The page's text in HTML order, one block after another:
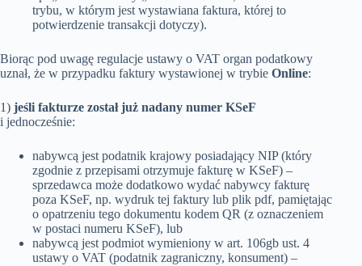
trybu, w którym jest wystawiana faktura, której to
potwierdzenie transakcji dotyczy).
Biorąc pod uwagę regulacje ustawy o VAT organ podatkowy
uznał, że w przypadku faktury wystawionej w trybie Online:
1) jeśli fakturze został już nadany numer KSeF
i jednocześnie:
nabywcą jest podatnik krajowy posiadający NIP (który
zgodnie z przepisami otrzymuje fakturę w KSeF) –
sprzedawca może dodatkowo wydać nabywcy fakturę
poza KSeF, np. wydruk tej faktury lub plik pdf, pamiętając
o opatrzeniu tego dokumentu kodem QR (z oznaczeniem
w postaci numeru KSeF), lub
nabywcą jest podmiot wymieniony w art. 106gb ust. 4
ustawy o VAT (podatnik zagraniczny, konsument) –